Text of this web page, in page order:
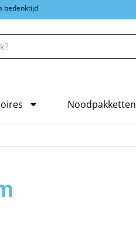
bedenktijd
Noodpakketten